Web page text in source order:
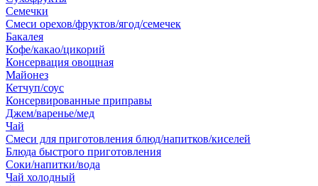
Семечки
Смеси орехов/фруктов/ягод/семечек
Бакалея
Кофе/какао/цикорий
Консервация овощная
Майонез
Кетчуп/соус
Консервированные приправы
Джем/варенье/мед
Чай
Смеси для приготовления блюд/напитков/киселей
Блюда быстрого приготовления
Соки/напитки/вода
Чай холодный